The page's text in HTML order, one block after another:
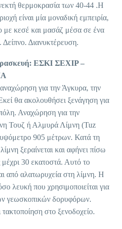
θερμοκρασία των 40-44 .Η
είναι μία μοναδική εμπειρία,
με κεσέ και μασάζ μέσα σε ένα
Διανυκτέρευση.
ΕΣΚΙ ΣΕΧΙΡ –
για την Άγκυρα, την
θα ακολουθήσει ξενάγηση για
Αναχώρηση για την
Τουζ ή Αλμυρά Λίμνη (Tuz
905 μέτρων. Κατά τη
ξεραίνεται και αφήνει πίσω
30 εκατοστά. Αυτό το
από αλατωρυχεία στη λίμνη. Η
λευκή που χρησιμοποιείται για
γεωσκοπικών δορυφόρων.
στο ξενοδοχείο.